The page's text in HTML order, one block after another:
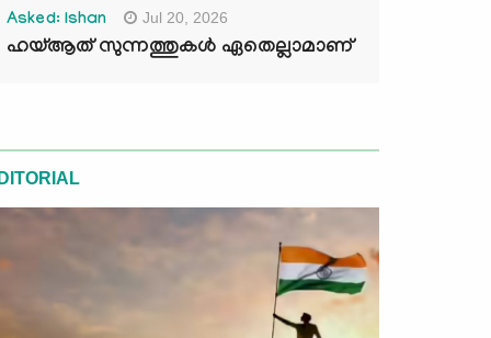
Asked: Ishan Jul 20, 2026
ഹയ്ആത് സുന്നത്തുകൾ ഏതെല്ലാമാണ്